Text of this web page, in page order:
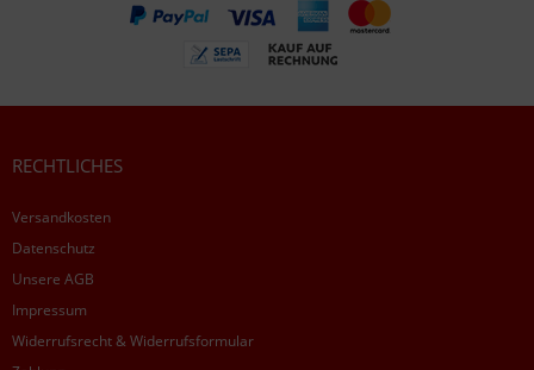
RECHTLICHES
Versandkosten
Datenschutz
Unsere AGB
Impressum
Widerrufsrecht & Widerrufsformular